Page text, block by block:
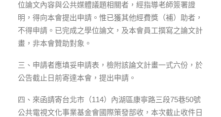
位論文內容與公共媒體議題相關者，經指導老師簽署證
明，得向本會提出申請。惟已獲其他經費獎（補）助者，
不得申請。已完成之學位論文，及本會員工撰寫之論文計
畫，非本會贊助對象。
三、申請者應填妥申請表，檢附該論文計畫一式六份，於
公告截止日前寄達本會，提出申請。
四、來函請寄台北市（114）內湖區康寧路三段75巷50號
公共電視文化事業基金會國際策發部收，本次截止收件日